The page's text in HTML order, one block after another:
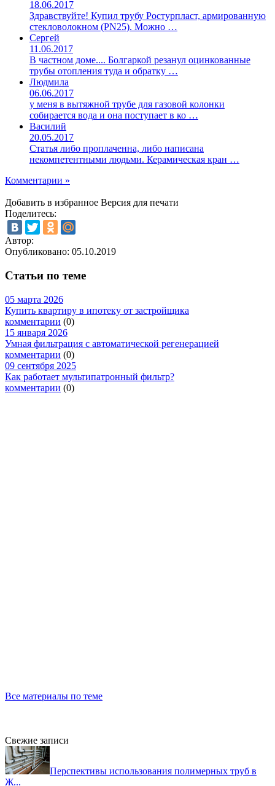
18.06.2017
Здравствуйте! Купил трубу Ростурпласт, армированную
стекловолокном (PN25). Можно …
Сергей
11.06.2017
В частном доме.... Болгаркой резанул оцинкованные
трубы отопления туда и обратку …
Людмила
06.06.2017
у меня в вытяжной трубе для газовой колонки
собирается вода и она поступает в ко …
Василий
20.05.2017
Статья либо проплаченна, либо написана
некомпетентными людьми. Керамическая кран …
Комментарии »
Добавить в избранное Версия для печати
Поделитесь:
Автор:
Опубликовано: 05.10.2019
Статьи по теме
05 марта 2026
Купить квартиру в ипотеку от застройщика
комментарии (0)
15 января 2026
Умная фильтрация с автоматической регенерацией
комментарии (0)
09 сентября 2025
Как работает мультипатронный фильтр?
комментарии (0)
Все материалы по теме
Свежие записи
Перспективы использования полимерных труб в
Ж...